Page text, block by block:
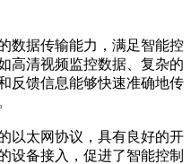
数据传输能力，满足智能控
高清视频监控数据、复杂的
反馈信息能够快速准确地传
以太网协议，具有良好的开
设备接入，促进了智能控制